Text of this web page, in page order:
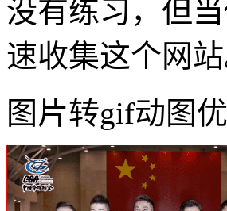
没有练习，但
速收集这个网站
图片转gif动图